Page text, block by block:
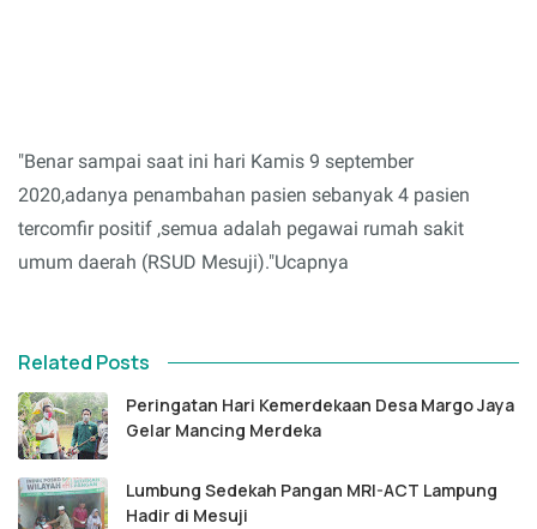
"Benar sampai saat ini hari Kamis 9 september
2020,adanya penambahan pasien sebanyak 4 pasien
tercomfir positif ,semua adalah pegawai rumah sakit
umum daerah (RSUD Mesuji)."Ucapnya
Related Posts
Peringatan Hari Kemerdekaan Desa Margo Jaya
Gelar Mancing Merdeka
Lumbung Sedekah Pangan MRI-ACT Lampung
Hadir di Mesuji